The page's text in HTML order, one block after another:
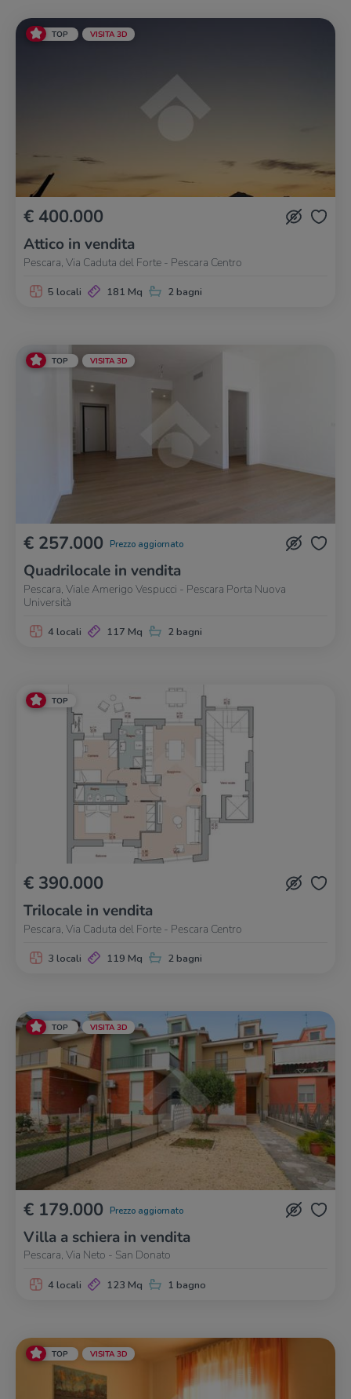
TOP VISITA 3D
€ 400.000
Attico in vendita
Pescara, Via Caduta del Forte - Pescara Centro
5 locali 181 Mq 2 bagni
TOP VISITA 3D
€ 257.000 Prezzo aggiornato
Quadrilocale in vendita
Pescara, Viale Amerigo Vespucci - Pescara Porta Nuova
Università
4 locali 117 Mq 2 bagni
TOP
€ 390.000
Trilocale in vendita
Pescara, Via Caduta del Forte - Pescara Centro
3 locali 119 Mq 2 bagni
TOP VISITA 3D
€ 179.000 Prezzo aggiornato
Villa a schiera in vendita
Pescara, Via Neto - San Donato
4 locali 123 Mq 1 bagno
TOP VISITA 3D